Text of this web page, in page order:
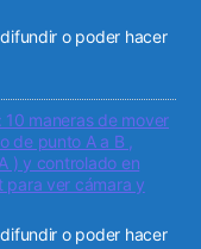
o poder hacer
10 maneras de mover
de punto A a B ,
) y controlado en
para ver cámara y
o poder hacer